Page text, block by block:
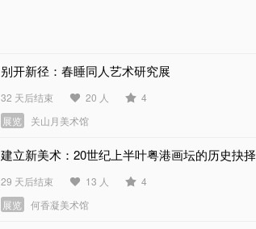
别开新径：春睡同人艺术研究展
32 天后结束 20 人
4
展览
关山月美术馆
建立新美术：20世纪上半叶粤港画坛的历史抉择
29 天后结束 13 人
4
展览
何香凝美术馆